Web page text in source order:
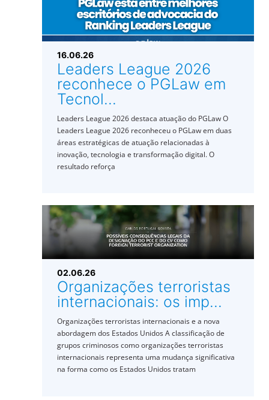
16.06.26
Leaders League 2026
reconhece o PGLaw em
Tecnol...
Leaders League 2026 destaca atuação do PGLaw O
Leaders League 2026 reconheceu o PGLaw em duas
áreas estratégicas de atuação relacionadas à
inovação, tecnologia e transformação digital. O
resultado reforça
02.06.26
Organizações terroristas
internacionais: os imp...
Organizações terroristas internacionais e a nova
abordagem dos Estados Unidos A classificação de
grupos criminosos como organizações terroristas
internacionais representa uma mudança significativa
na forma como os Estados Unidos tratam